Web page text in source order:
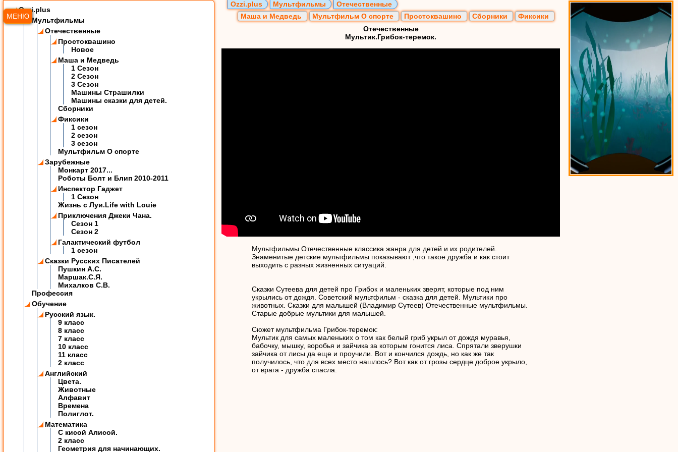
МЕНЮ
Ozzi.plus
Мультфильмы
Отечественные
Простоквашино
Новое
Маша и Медведь
1 Сезон
2 Сезон
3 Сезон
Машины Страшилки
Машины сказки для детей.
Сборники
Фиксики
1 сезон
2 сезон
3 сезон
Мультфильм О спорте
Зарубежные
Монкарт 2017...
Роботы Болт и Блип 2010-2011
Инспектор Гаджет
1 Сезон
Жизнь с Луи.Life with Louie
Приключения Джеки Чана.
Сезон 1
Сезон 2
Галактический футбол
1 сезон
Сказки Русских Писателей
Пушкин А.С.
Маршак.С.Я.
Михалков С.В.
Профессия
Обучение
Русский язык.
9 класс
8 класс
7 класс
10 класс
11 класс
2 класс
Английский
Цвета.
Животные
Алфавит
Времена
Полиглот.
Математика
C кисой Алисой.
2 класс
Геометрия для начинающих.
Ozzi.plus Мультфильмы
Отечественные
Маша и Медведь
Мультфильм О спорте Простоквашино Сборники
Фиксики
Отечественные
Мультик.Грибок-теремок.
Мультфильмы Отечественные классика жанра для детей и их родителей.
Знаменитые детские мультфильмы показывают ,что такое дружба и как стоит
выходить с разных жизненных ситуаций.
Сказки Сутеева для детей про Грибок и маленьких зверят, которые под ним
укрылись от дождя. Советский мультфильм - сказка для детей. Мультики про
животных. Сказки для малышей (Владимир Сутеев) Отечественные мультфильмы.
Старые добрые мультики для малышей.
Сюжет мультфильма Грибок-теремок:
Мультик для самых маленьких о том как белый гриб укрыл от дождя муравья,
бабочку, мышку, воробья и зайчика за которым гонится лиса. Спрятали зверушки
зайчика от лисы да еще и проучили. Вот и кончился дождь, но как же так
получилось, что для всех место нашлось? Вот как от грозы сердце доброе укрыло,